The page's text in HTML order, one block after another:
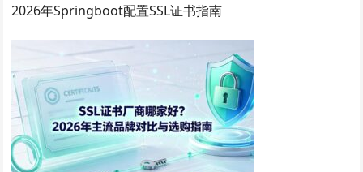
2026年Springboot配置SSL证书指南